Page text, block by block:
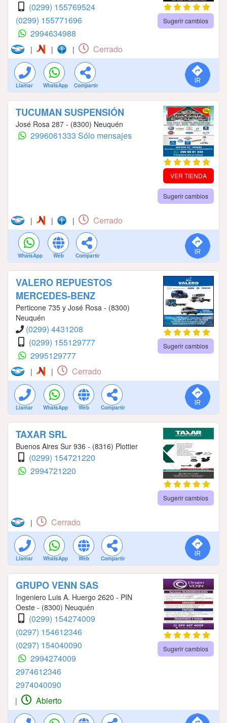
(0299) 155769524
(0299) 155771696
2994634988
Sugerir cambios
| | | Cerrado
Llamar WhatsApp Compartir
TUCUMAN SUSPENSIÓN
José Rosa 287 - (8300) Neuquén
2996061333 Sólo mensajes
VER TIENDA
Sugerir cambios
| | | Cerrado
WhatsApp Web Compartir
VALERO REPUESTOS
MERCEDES-BENZ
Perticone 735 y José Rosa - (8300)
Neuquén
(0299) 4431208
(0299) 155129777
2995129777
Sugerir cambios
| | Cerrado
Llamar WhatsApp Web Compartir
TAXAR SRL
Buenos Aires Sur 936 - (8316) Plottier
(0299) 154721220
2994721220
Sugerir cambios
| Cerrado
Llamar WhatsApp Web Compartir
GRUPO VENN SAS
Ingeniero Luis A. Huergo 2620 - PIN
Oeste - (8300) Neuquén
(0299) 154274009
(0297) 154612346
(0297) 154040090
2994274009
2974612346
2974040090
Sugerir cambios
| Abierto